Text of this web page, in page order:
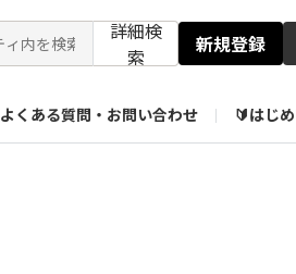
詳細検
索
新規登録
よくある質問・お問い合わせ 🔰はじ